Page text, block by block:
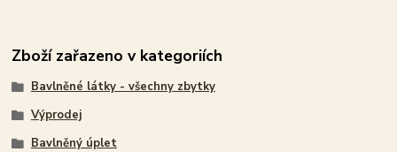
Zboží zařazeno v kategoriích
Bavlněné látky - všechny zbytky
Výprodej
Bavlněný úplet